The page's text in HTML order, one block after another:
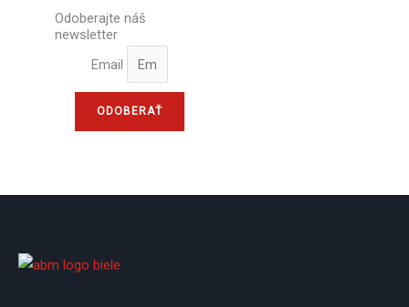
Odoberajte náš
newsletter
Email
ODOBERAŤ